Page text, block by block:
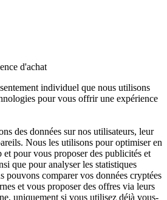
d'achat
individuel que nous utilisons
pour vous offrir une expérience
des données sur nos utilisateurs, leur
Nous les utilisons pour optimiser en
et pour vous proposer des publicités et
que pour analyser les statistiques
pouvons comparer vos données cryptées
et vous proposer des offres via leurs
uniquement si vous utilisez déjà vous-